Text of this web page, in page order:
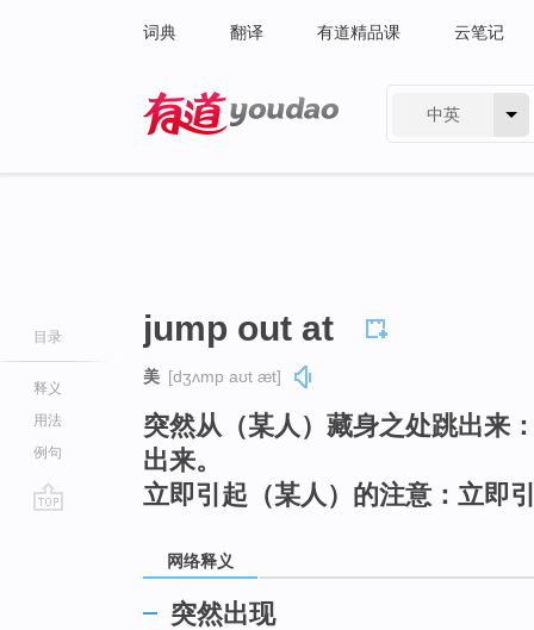
词典 翻译 有道精品课 云笔记
中英
目录
释义
用法
例句
jump out at
美 [dʒʌmp aʊt æt]
突然从（某人）藏身之处跳出来
出来。
立即引起（某人）的注意：立即
网络释义
突然出现